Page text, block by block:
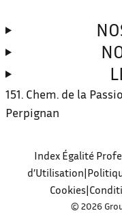
151. Chem. de la
Perpignan
Index Égalité
d’Utilisation
Cookies
© 2026